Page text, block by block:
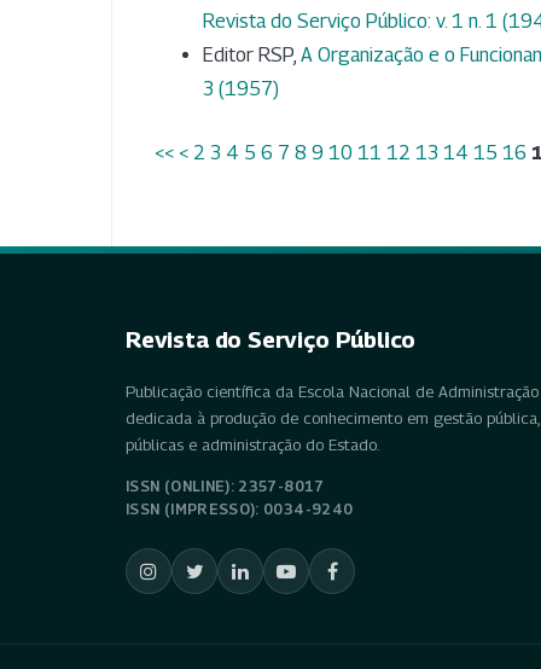
Revista do Serviço Público: v. 1 n. 1
Editor RSP, A Organização e o
3 (1957)
<< < 2 3 4 5 6 7 8 9 10 11 12 13 14 15 16
Revista do Serviço Público
Publicação científica da Escola Nacional de Administração
dedicada à produção de conhecimento em gestão
públicas e administração do Estado.
ISSN (ONLINE): 2357-8017
ISSN (IMPRESSO): 0034-9240